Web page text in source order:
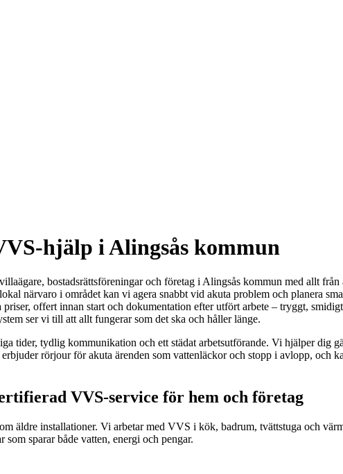
hjälp i Alingsås kommun
bostadsrättsföreningar och företag i Alingsås kommun med allt
närvaro i området kan vi agera snabbt vid akuta problem och planera
offert innan start och dokumentation efter utfört arbete – tryggt,
ser vi till att allt fungerar som det ska och håller länge.
tider, tydlig kommunikation och ett städat arbetsutförande. Vi hjälper dig
rörjour för akuta ärenden som vattenläckor och stopp i avlopp, och
VVS-service för hem och företag
äldre installationer. Vi arbetar med VVS i kök, badrum, tvättstuga och
sparar både vatten, energi och pengar.